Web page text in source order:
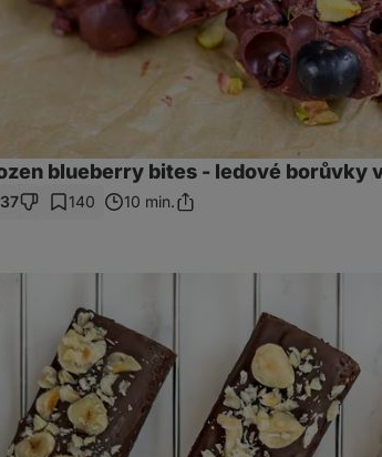
blueberry bites - ledové borůvky
37 140 10 min.Sdílet